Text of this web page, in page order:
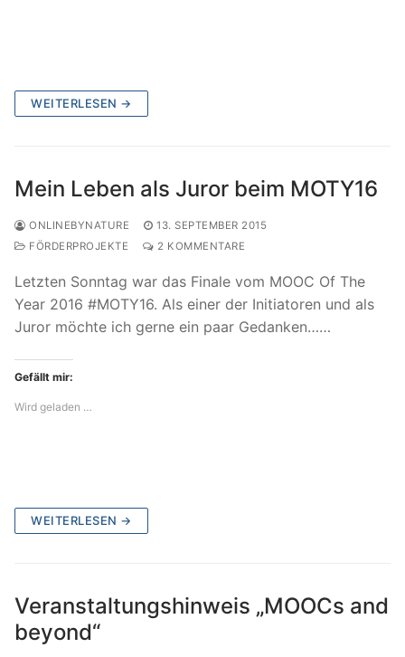
WEITERLESEN →
Mein Leben als Juror beim MOTY16
ONLINEBYNATURE
13. SEPTEMBER 2015
FÖRDERPROJEKTE
2 KOMMENTARE
Letzten Sonntag war das Finale vom MOOC Of The
Year 2016 #MOTY16. Als einer der Initiatoren und als
Juror möchte ich gerne ein paar Gedanken……
Gefällt mir:
Wird geladen …
WEITERLESEN →
Veranstaltungshinweis „MOOCs and
beyond“